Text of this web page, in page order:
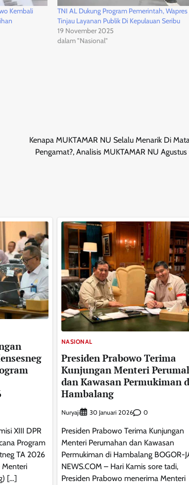
Kembali
TNI AL Dukung Program Pemerintah, Wapres
Tinjau Layanan Publik Di Kepulauan Seribu
19 November 2025
dalam "Nasional"
Kenapa MUKTAMAR NU Selalu Menarik Di
Pengamat?, Analisis MUKTAMAR NU
XIII DPR
Program
TA 2026
Menteri
[…]
NASIONAL
Presiden Prabowo Terima
Kunjungan Menteri
dan Kawasan Permukiman
Hambalang
Nuryaji 30 Januari 2026 0
Presiden Prabowo Terima Kunjungan
Menteri Perumahan dan Kawasan
Permukiman di Hambalang BOGOR-
NEWS.COM – Hari Kamis sore tadi,
Presiden Prabowo menerima Menteri